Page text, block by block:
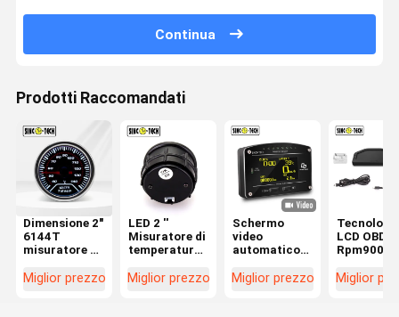
Continua
Prodotti Raccomandati
Dimensione 2"
6144T
misuratore di
dell'acqua
Miglior prezzo
LED 2 ''
Misuratore di
temperatura
Display a led
Miglior prezzo
Schermo
video
automatico
della
Miglior prezzo
LCD OBD2
Rpm9000
Do921
Miglior